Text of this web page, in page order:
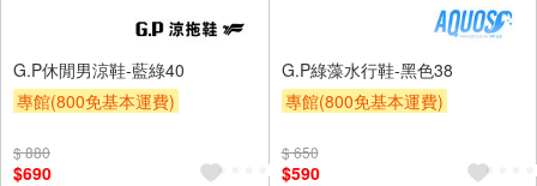
G.P休閒男涼鞋-藍綠40
專館(800免基本運費)
$ 880
$690
G.P綠藻水行鞋-黑色38
專館(800免基本運費)
$ 650
$590